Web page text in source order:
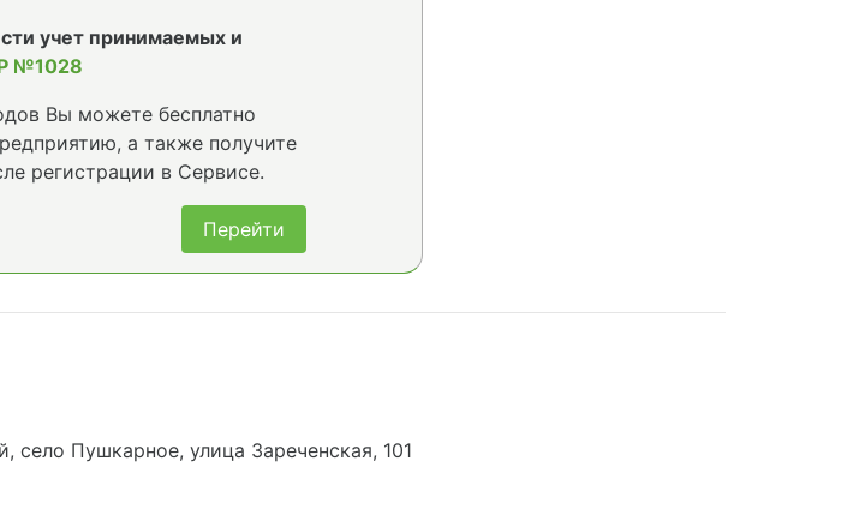
учет принимаемых и
№1028
Вы можете бесплатно
а также получите
регистрации в Сервисе.
Перейти
село Пушкарное, улица Зареченская, 101